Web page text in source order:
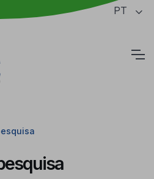
da página PT